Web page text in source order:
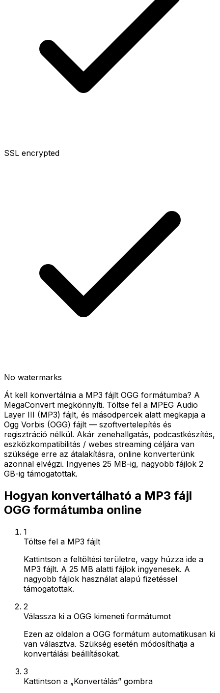
SSL encrypted
No watermarks
Át kell konvertálnia a MP3 fájlt OGG formátumba? A
MegaConvert megkönnyíti. Töltse fel a MPEG Audio
Layer III (MP3) fájlt, és másodpercek alatt megkapja a
Ogg Vorbis (OGG) fájlt — szoftvertelepítés és
regisztráció nélkül. Akár zenehallgatás, podcastkészítés,
eszközkompatibilitás / webes streaming céljára van
szüksége erre az átalakításra, online konverterünk
azonnal elvégzi. Ingyenes 25 MB-ig, nagyobb fájlok 2
GB-ig támogatottak.
Hogyan konvertálható a MP3 fájl
OGG formátumba online
1
Töltse fel a MP3 fájlt
Kattintson a feltöltési területre, vagy húzza ide a
MP3 fájlt. A 25 MB alatti fájlok ingyenesek. A
nagyobb fájlok használat alapú fizetéssel
támogatottak.
2
Válassza ki a OGG kimeneti formátumot
Ezen az oldalon a OGG formátum automatikusan ki
van választva. Szükség esetén módosíthatja a
konvertálási beállításokat.
3
Kattintson a „Konvertálás” gombra